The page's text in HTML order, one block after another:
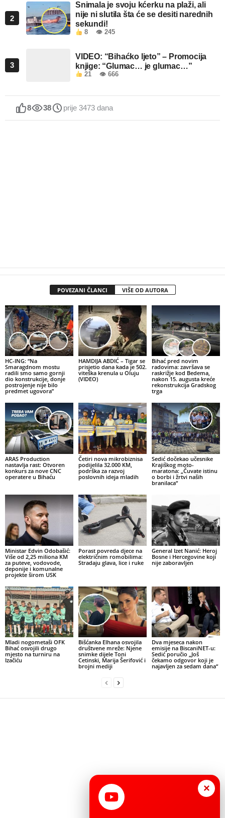
2
Snimala je svoju kćerku na plaži, ali
nije ni slutila šta će se desiti narednih
sekundi!
8 👁 245
3
VIDEO: “Bihaćko ljeto” – Promocija
knjige: “Glumac… je glumac…”
21 👁 666
8 38 prije 3473 dana
POVEZANI ČLANCI VIŠE OD AUTORA
HC-ING: “Na
Smaragdnom mostu
radili smo samo gornji
dio konstrukcije, donje
postrojenje nije bilo
predmet ugovora”
HAMDIJA ABDIĆ – Tigar se
prisjetio dana kada je 502.
viteška krenula u Oluju
(VIDEO)
Bihać pred novim
radovima: završava se
raskrižje kod Bedema,
nakon 15. augusta kreće
rekonstrukcija Gradskog
trga
ARAS Production
nastavlja rast: Otvoren
konkurs za nove CNC
operatere u Bihaću
Četiri nova mikrobiznisa
podijelila 32.000 KM,
podrška za razvoj
poslovnih ideja mladih
Sedić dočekao učesnike
Krajiškog moto-
maratona: „Čuvate istinu
o borbi i žrtvi naših
branilaca“
Ministar Edvin Odobašić:
Više od 2,25 miliona KM
za puteve, vodovode,
deponije i komunalne
projekte širom USK
Porast povreda djece na
električnim romobilima:
Stradaju glava, lice i ruke
General Izet Nanić: Heroj
Bosne i Hercegovine koji
nije zaboravljen
Mladi nogometaši OFK
Bihać osvojili drugo
mjesto na turniru na
Izačiću
Bišćanka Elhana osvojila
društvene mreže: Njene
snimke dijele Toni
Cetinski, Marija Šerifović i
brojni mediji
Dva mjeseca nakon
emisije na BiscaniNET-u:
Sedić poručio „Još
čekamo odgovor koji je
najavljen za sedam dana“
×